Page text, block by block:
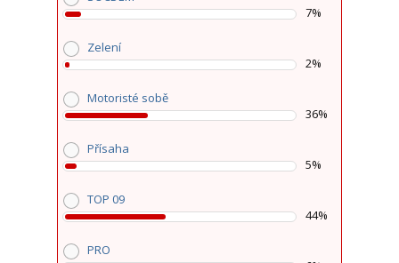
7%
Zelení
2%
Motoristé sobě
36%
Přísaha
5%
TOP 09
44%
PRO